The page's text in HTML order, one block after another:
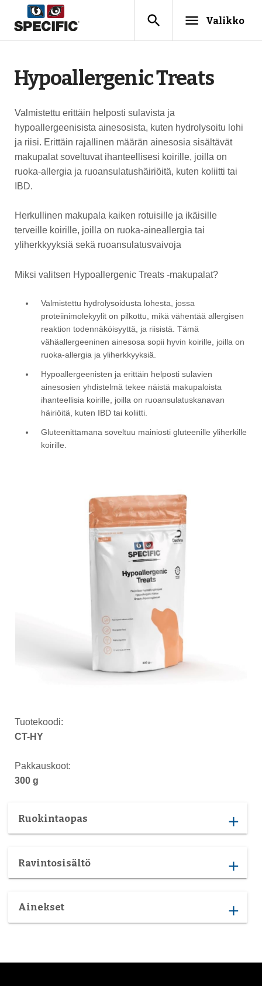
search menu Valikko
Hypoallergenic Treats
Valmistettu erittäin helposti sulavista ja
hypoallergeenisista ainesosista, kuten hydrolysoitu lohi
ja riisi. Erittäin rajallinen määrän ainesosia sisältävät
makupalat soveltuvat ihanteellisesi koirille, joilla on
ruoka-allergia ja ruoansulatushäiriöitä, kuten koliitti tai
IBD.
Herkullinen makupala kaiken rotuisille ja ikäisille
terveille koirille, joilla on ruoka-aineallergia tai
yliherkkyyksiä sekä ruoansulatusvaivoja
Miksi valitsen Hypoallergenic Treats -makupalat?
Valmistettu hydrolysoidusta lohesta, jossa
proteiinimolekyylit on pilkottu, mikä vähentää allergisen
reaktion todennäköisyyttä, ja riisistä. Tämä
vähäallergeeninen ainesosa sopii hyvin koirille, joilla on
ruoka-allergia ja yliherkkyyksiä.
Hypoallergeenisten ja erittäin helposti sulavien
ainesosien yhdistelmä tekee näistä makupaloista
ihanteellisia koirille, joilla on ruoansulatuskanavan
häiriöitä, kuten IBD tai koliitti.
Gluteenittamana soveltuu mainiosti gluteenille yliherkille
koirille.
Tuotekoodi:
CT-HY
Pakkauskoot:
300 g
Ruokintaopas add
Ravintosisältö add
Ainekset add